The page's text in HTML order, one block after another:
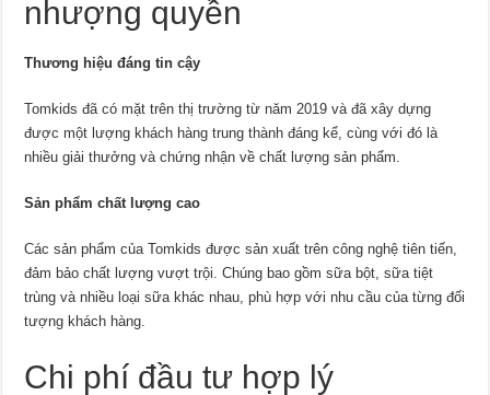
nhượng quyền
Thương hiệu đáng tin cậy
Tomkids đã có mặt trên thị trường từ năm 2019 và đã xây dựng
được một lượng khách hàng trung thành đáng kể, cùng với đó là
nhiều giải thưởng và chứng nhận về chất lượng sản phẩm.
Sản phẩm chất lượng cao
Các sản phẩm của Tomkids được sản xuất trên công nghệ tiên tiến,
đảm bảo chất lượng vượt trội. Chúng bao gồm sữa bột, sữa tiệt
trùng và nhiều loại sữa khác nhau, phù hợp với nhu cầu của từng đối
tượng khách hàng.
Chi phí đầu tư hợp lý